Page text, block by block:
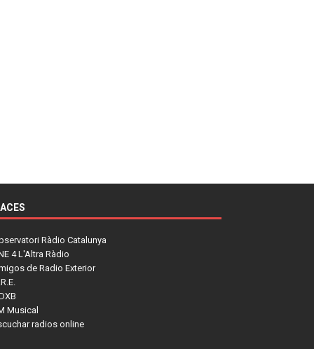
Ràdio Catalunya
4 L'Altra Ràdio
de Radio Exterior
Musical
radios online